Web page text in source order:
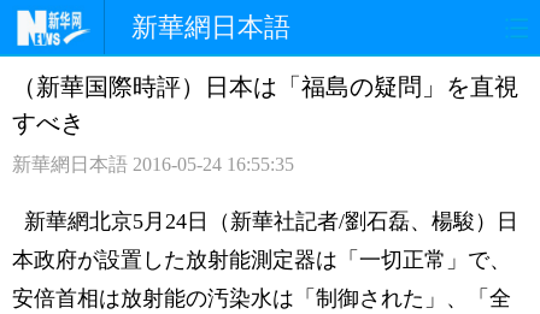
新華網日本語
ホームページ 政治 経済
観光 評論 写真
中日対訳
（新華国際時評）日本は「福島の疑問」を直視
すべき
新華網日本語 2016-05-24 16:55:35
新華網北京5月24日（新華社記者/劉石磊、楊駿）日
本政府が設置した放射能測定器は「一切正常」で、
安倍首相は放射能の汚染水は「制御された」、「全